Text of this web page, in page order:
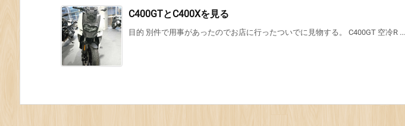
C400GTとC400Xを見る
目的 別件で用事があったのでお店に行ったついでに見物する。 C400GT 空冷R ...